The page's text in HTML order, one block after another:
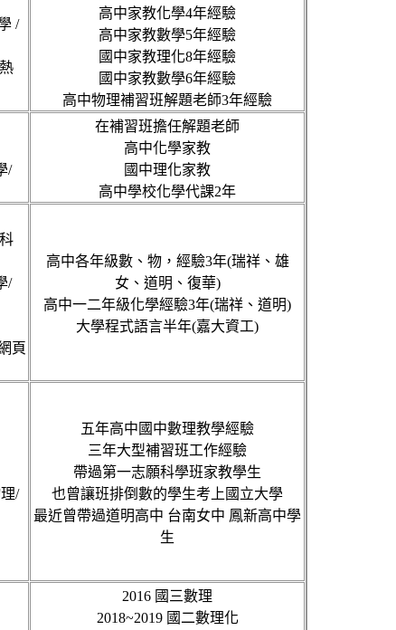
/
高中家教化學4年經驗
高中家教數學5年經驗
國中家教理化8年經驗
國中家教數學6年經驗
高中物理補習班解題老師3年經驗
/
在補習班擔任解題老師
高中化學家教
國中理化家教
高中學校化學代課2年
/
頁
高中各年級數、物，經驗3年(瑞祥、雄
女、道明、復華)
高中一二年級化學經驗3年(瑞祥、道明)
大學程式語言半年(嘉大資工)
/
五年高中國中數理教學經驗
三年大型補習班工作經驗
帶過第一志願科學班家教學生
也曾讓班排倒數的學生考上國立大學
最近曾帶過道明高中 台南女中 鳳新高中學
生
2016 國三數理
2018~2019 國二數理化